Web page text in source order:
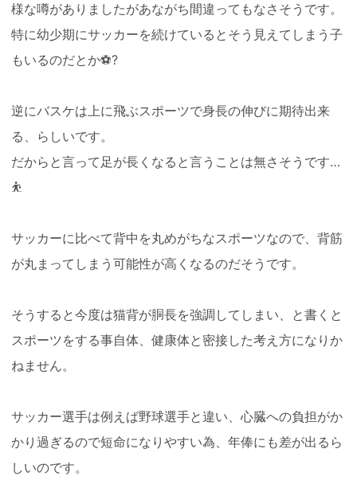
様な噂がありましたがあながち間違ってもなさそうです。
特に幼少期にサッカーを続けているとそう見えてしまう子
もいるのだとか⚽️?
逆にバスケは上に飛ぶスポーツで身長の伸びに期待出来
る、らしいです。
だからと言って足が長くなると言うことは無さそうです…
⛹️
サッカーに比べて背中を丸めがちなスポーツなので、背筋
が丸まってしまう可能性が高くなるのだそうです。
そうすると今度は猫背が胴長を強調してしまい、と書くと
スポーツをする事自体、健康体と密接した考え方になりか
ねません。
サッカー選手は例えば野球選手と違い、心臓への負担がか
かり過ぎるので短命になりやすい為、年俸にも差が出るら
しいのです。